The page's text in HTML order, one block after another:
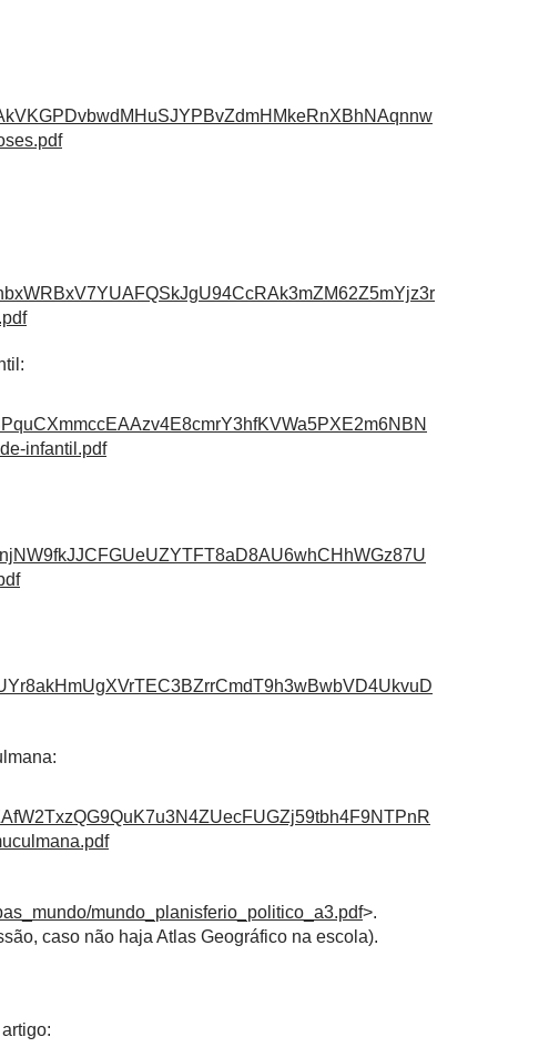
infantil.pdf
mundo_planisferio_politico_a3.pdf>.
caso não haja Atlas Geográfico na escola).